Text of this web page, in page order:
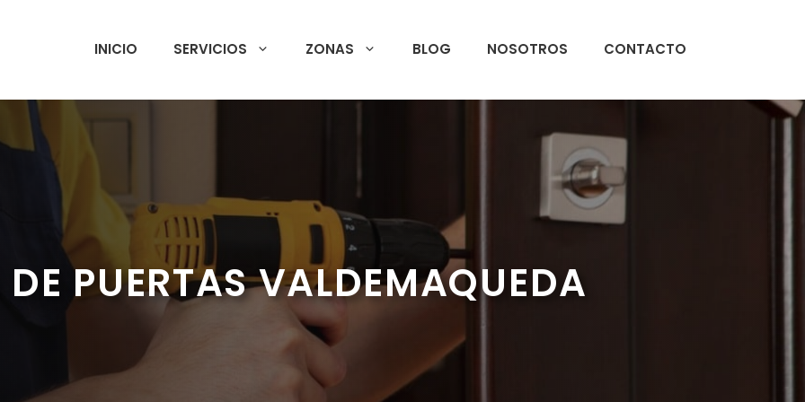
INICIO SERVICIOS ZONAS BLOG NOSOTROS CONTACTO
PUERTAS VALDEMAQUEDA